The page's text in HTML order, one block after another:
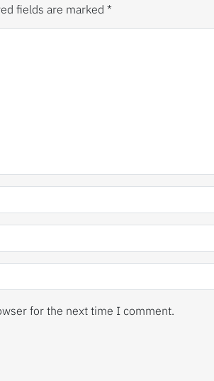
fields are marked *
for the next time I comment.